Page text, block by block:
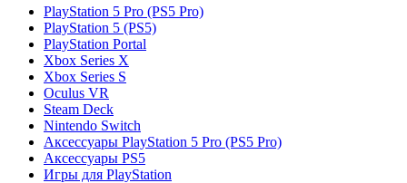
PlayStation 5 Pro (PS5 Pro)
PlayStation 5 (PS5)
PlayStation Portal
Xbox Series X
Xbox Series S
Oculus VR
Steam Deck
Nintendo Switch
Аксессуары PlayStation 5 Pro (PS5 Pro)
Аксессуары PS5
Игры для PlayStation